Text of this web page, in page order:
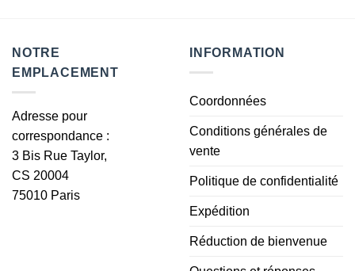
NOTRE
EMPLACEMENT
Adresse pour
correspondance :
3 Bis Rue Taylor,
CS 20004
75010 Paris
INFORMATION
Coordonnées
Conditions générales de
vente
Politique de confidentialité
Expédition
Réduction de bienvenue